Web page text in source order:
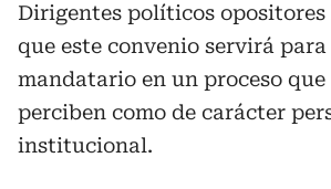
Dirigentes políticos opositores
que este convenio servirá
mandatario en un proceso que
perciben como de carácter
institucional.